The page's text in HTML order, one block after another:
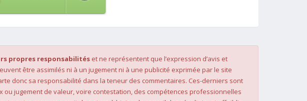
propres responsabilités et ne représentent que l’expression d’avis et
être assimilés ni à un jugement ni à une publicité exprimée par le site
donc sa responsabilité dans la teneur des commentaires. Ces-derniers sont
jugement de valeur, voire contestation, des compétences professionnelles